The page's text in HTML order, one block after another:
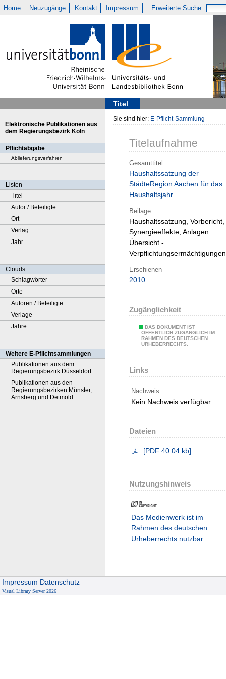
Home Neuzugänge Kontakt Impressum Erweiterte Suche
Titel
Elektronische Publikationen aus
dem Regierungsbezirk Köln
Pflichtabgabe
Ablieferungsverfahren
Listen
Titel
Autor / Beteiligte
Ort
Verlag
Jahr
Clouds
Schlagwörter
Orte
Autoren / Beteiligte
Verlage
Jahre
Weitere E-Pflichtsammlungen
Publikationen aus dem
Regierungsbezirk Düsseldorf
Publikationen aus den
Regierungsbezirken Münster,
Arnsberg und Detmold
Sie sind hier: E-Pflicht-Sammlung
Titelaufnahme
Gesamttitel
Haushaltssatzung der
StädteRegion Aachen für das
Haushaltsjahr ...
Beilage
Haushaltssatzung, Vorbericht,
Synergieeffekte, Anlagen:
Übersicht -
Verpflichtungsermächtigungen
Erschienen
2010
Zugänglichkeit
DAS DOKUMENT IST
ÖFFENTLICH ZUGÄNGLICH IM
RAHMEN DES DEUTSCHEN
URHEBERRECHTS.
Links
Nachweis
Kein Nachweis verfügbar
Dateien
[PDF 40.04 kb]
Nutzungshinweis
Das Medienwerk ist im
Rahmen des deutschen
Urheberrechts nutzbar.
Impressum Datenschutz
Visual Library Server 2026